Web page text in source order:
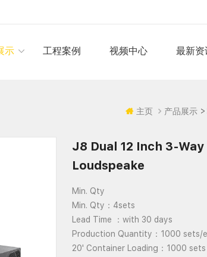
示 工程案例 视频中心 最新资
主页 产品展示
J8 Dual 12 Inch 3-
Loudspeake
Min. Qty
Min. Qty：4sets
Lead Time ：with 30 days
Production Quantity：1000 sets/
20' Container Loading：1000 sets